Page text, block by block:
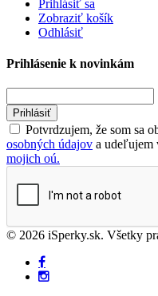
Prihlásiť sa
Zobraziť košík
Odhlásiť
Prihlásenie k novinkám
Prihlásiť
Potvrdzujem, že som sa
osobných údajov a udeľujem
mojich oú.
© 2026 iSperky.sk. Všetky